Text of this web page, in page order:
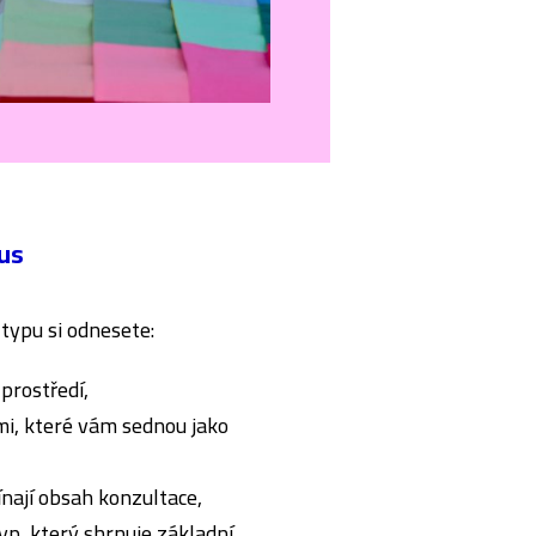
si odnesete:
které vám sednou jako
obsah konzultace,